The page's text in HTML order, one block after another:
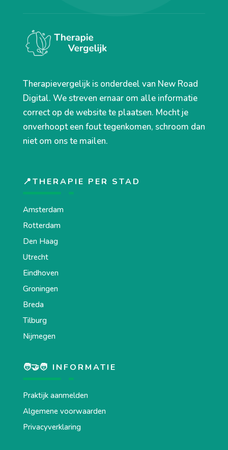
Therapievergelijk is onderdeel van New Road
Digital. We streven ernaar om alle informatie
correct op de website te plaatsen. Mocht je
onverhoopt een fout tegenkomen, schroom dan
niet om ons te mailen.
📍THERAPIE PER STAD
Amsterdam
Rotterdam
Den Haag
Utrecht
Eindhoven
Groningen
Breda
Tilburg
Nijmegen
🧑‍🤝‍🧑 INFORMATIE
Praktijk aanmelden
Algemene voorwaarden
Privacyverklaring